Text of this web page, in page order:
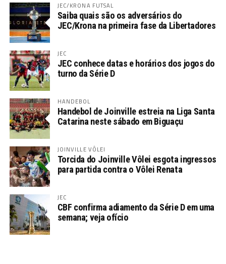
JEC/KRONA FUTSAL
Saiba quais são os adversários do
JEC/Krona na primeira fase da Libertadores
JEC
JEC conhece datas e horários dos jogos do
turno da Série D
HANDEBOL
Handebol de Joinville estreia na Liga Santa
Catarina neste sábado em Biguaçu
JOINVILLE VÔLEI
Torcida do Joinville Vôlei esgota ingressos
para partida contra o Vôlei Renata
JEC
CBF confirma adiamento da Série D em uma
semana; veja ofício